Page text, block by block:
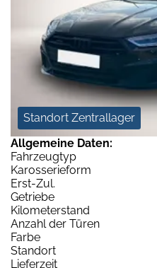
Standort Zentrallager
Allgemeine Daten:
Fahrzeugtyp
Karosserieform
Erst-Zul.
Getriebe
Kilometerstand
Anzahl der Türen
Farbe
Standort
Lieferzeit